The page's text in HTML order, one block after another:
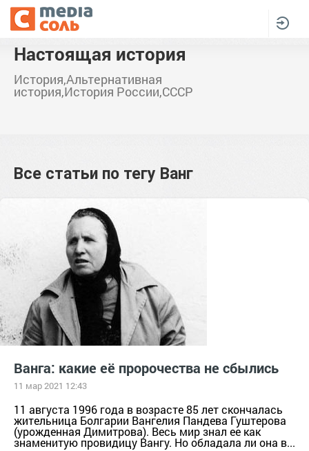
Настоящая история
История,Альтернативная
история,История России,СССР
Все статьи по тегу Ванг
Ванга: какие её пророчества не сбылись
11 мар 2021 12:43
11 августа 1996 года в возрасте 85 лет скончалась
жительница Болгарии Вангелия Пандева Гуштерова
(урожденная Димитрова). Весь мир знал ее как
знаменитую провидицу Вангу. Но обладала ли она в...